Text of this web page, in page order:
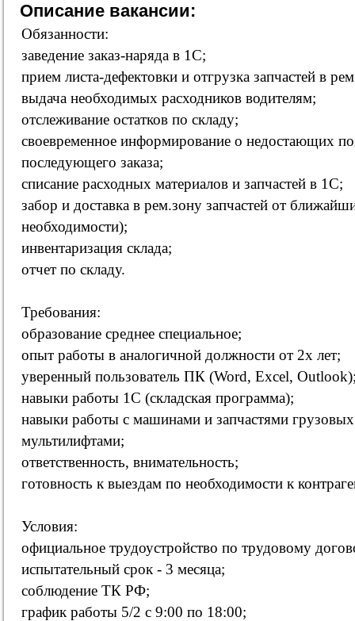
Описание вакансии:
Обязанности:
заведение заказ-наряда в 1С;
прием листа-дефектовки и отгрузка запчастей в
выдача необходимых расходников водителям;
отслеживание остатков по складу;
своевременное информирование о недостающих
последующего заказа;
списание расходных материалов и запчастей в 1С;
забор и доставка в рем.зону запчастей от
необходимости);
инвентаризация склада;
отчет по складу.
Требования:
образование среднее специальное;
опыт работы в аналогичной должности от 2х лет;
уверенный пользователь ПК (Word, Excel,
навыки работы 1С (складская программа);
навыки работы с машинами и запчастями
мультилифтами;
ответственность, внимательность;
готовность к выездам по необходимости к
Условия:
официальное трудоустройство по трудовому
испытательный срок - 3 месяца;
соблюдение ТК РФ;
график работы 5/2 с 9:00 по 18:00;